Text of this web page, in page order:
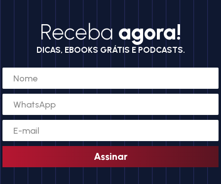
Receba agora!
DICAS, EBOOKS GRÁTIS E PODCASTS.
Assinar